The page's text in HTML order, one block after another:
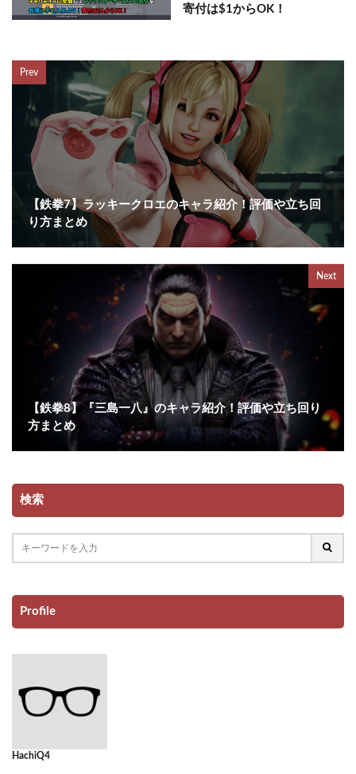
寄付は$1からOK！
Prev
【鉄拳7】ラッキークロエのキャラ紹介！評価や立ち回
り方まとめ
Next
【鉄拳8】『三島一八』のキャラ紹介！評価や立ち回り
方まとめ
検索
Profile
HachiQ4